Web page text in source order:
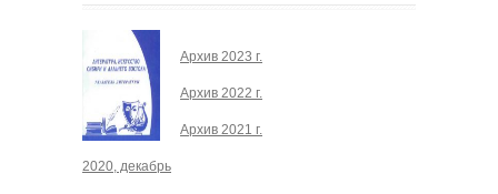
Архив 2023 г.
Архив 2022 г.
Архив 2021 г.
2020, декабрь